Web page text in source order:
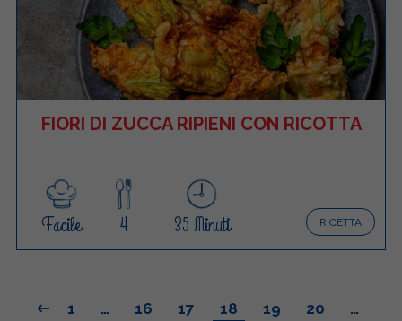
FIORI DI ZUCCA RIPIENI CON RICOTTA
RICETTA
Facile 4 35 Minuti
1 … 16 17 18 19 20
…